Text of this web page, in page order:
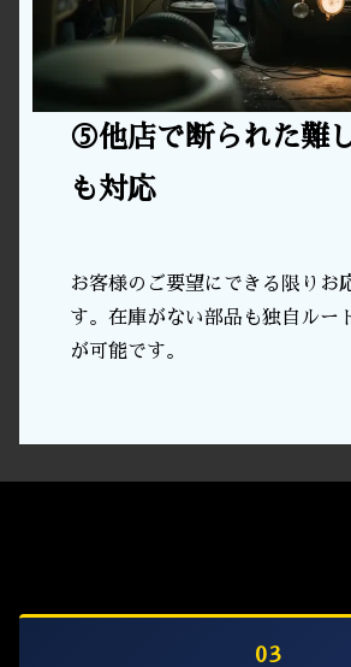
⑤他店で断られた難
も対応
お客様のご要望にできる限りお
す。在庫がない部品も独自ルー
が可能です。
03